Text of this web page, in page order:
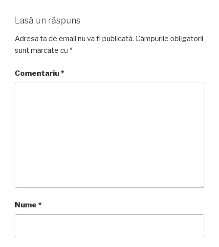
Lasă un răspuns
Adresa ta de email nu va fi publicată. Câmpurile obligatorii
sunt marcate cu *
Comentariu*
Nume *